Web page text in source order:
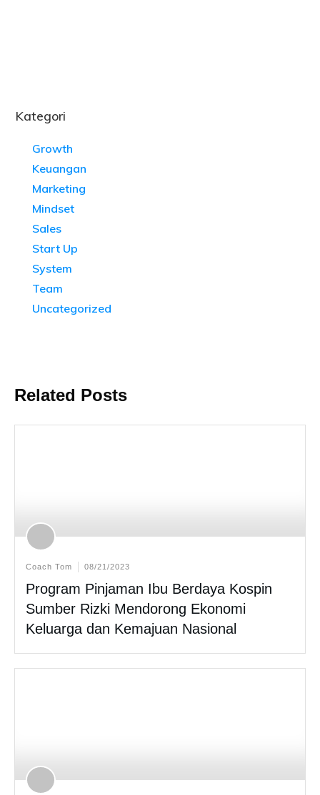
Kategori
Growth
Keuangan
Marketing
Mindset
Sales
Start Up
System
Team
Uncategorized
Related Posts
Coach Tom 08/21/2023
Program Pinjaman Ibu Berdaya Kospin
Sumber Rizki Mendorong Ekonomi
Keluarga dan Kemajuan Nasional